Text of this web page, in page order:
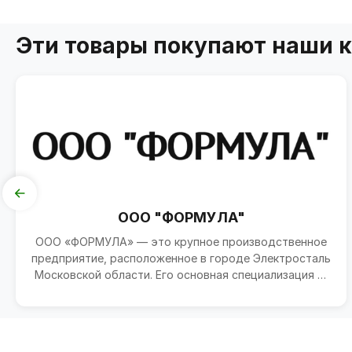
Эти товары покупают наши
ООО "ФОРМУЛА"
ООО «ФОРМУЛА» — это крупное производственное
предприятие, расположенное в городе Электросталь
Московской области. Его основная специализация —